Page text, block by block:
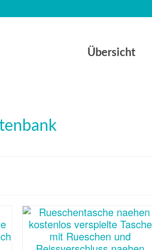
Übersicht